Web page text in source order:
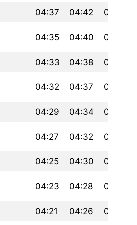
04:37 04:42 06:25
04:35 04:40 06:23
04:33 04:38 06:21
04:32 04:37 06:19
04:29 04:34 06:17
04:27 04:32 06:15
04:25 04:30 06:13
04:23 04:28 06:11
04:21 04:26 06:09